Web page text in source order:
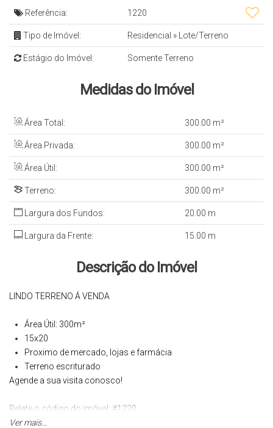
Referência: 1220
Tipo de Imóvel: Residencial » Lote/Terreno
Estágio do Imóvel: Somente Terreno
Medidas do Imóvel
Área Total: 300 .00 m²
Área Privada: 300 .00 m²
Área Útil: 300 .00 m²
Terreno: 300 .00 m²
Largura dos Fundos: 20 .00 m
Largura da Frente: 15 .00 m
Descrição do Imóvel
LINDO TERRENO Á VENDA
Área Útil: 300m²
15x20
Proximo de mercado, lojas e farmácia
Terreno escriturado
Agende a sua visita conosco!
Relate o código do imóvel: #1220.
Ver mais...